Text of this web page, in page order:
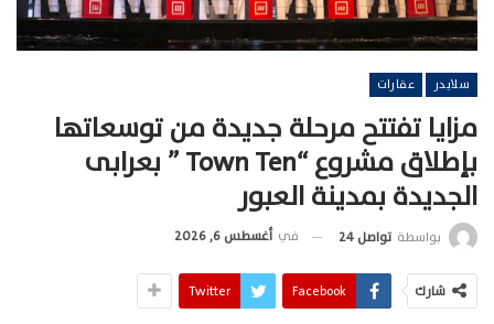
سلايدر عقارات
مزايا تفتتح مرحلة جديدة من توسعاتها
بإطلاق مشروع “Town Ten ” بعرابى
الجديدة بمدينة العبور
بواسطة تواصل 24 في أغسطس 6, 2026
شارك Facebook
Twitter